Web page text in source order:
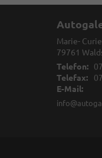
Marie-
79761
Telefon:
Telefax:
E-Mail: